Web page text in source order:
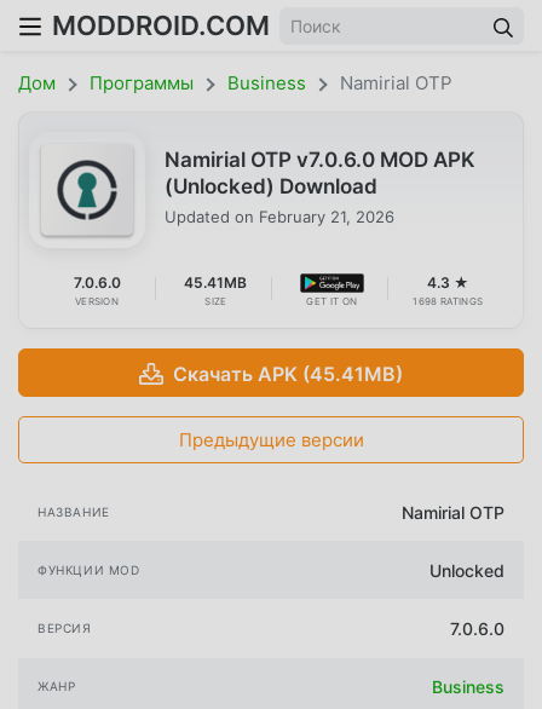
MODDROID.COM
Дом Программы Business Namirial OTP
Namirial OTP v7.0.6.0 MOD APK
(Unlocked) Download
Updated on February 21, 2026
7.0.6.0
VERSION
45.41MB
SIZE GET IT ON
4.3 ★
1698 RATINGS
Скачать APK (45.41MB)
Предыдущие версии
НАЗВАНИЕ Namirial OTP
ФУНКЦИИ MOD Unlocked
ВЕРСИЯ 7.0.6.0
ЖАНР Business